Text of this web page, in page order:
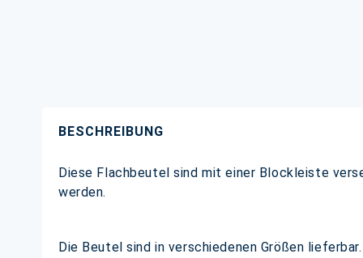
BESCHREIBUNG
Diese Flachbeutel sind mit einer Blockleiste
werden.
Die Beutel sind in verschiedenen Größen